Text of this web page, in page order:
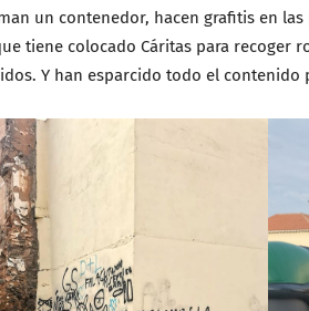
un contenedor, hacen grafitis en
tiene colocado Cáritas para recoger
Y han esparcido todo el contenido